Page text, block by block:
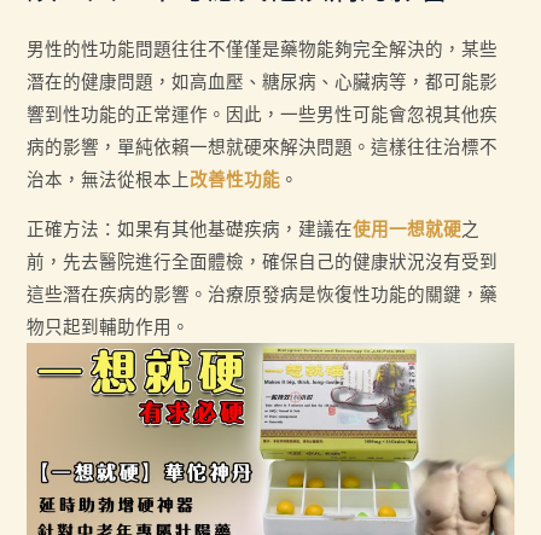
男性的性功能問題往往不僅僅是藥物能夠完全解決的，某些
潛在的健康問題，如高血壓、糖尿病、心臟病等，都可能影
響到性功能的正常運作。因此，一些男性可能會忽視其他疾
病的影響，單純依賴一想就硬來解決問題。這樣往往治標不
治本，無法從根本上改善性功能 。
正確方法：如果有其他基礎疾病，建議在使用一想就硬之
前，先去醫院進行全面體檢，確保自己的健康狀況沒有受到
這些潛在疾病的影響。治療原發病是恢復性功能的關鍵，藥
物只起到輔助作用。